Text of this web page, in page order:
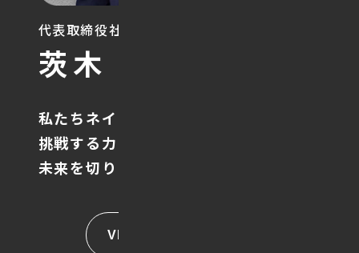
代表取締役社長
茨木 凌
私たちネイリットは、
挑戦する力を信じ、
未来を切り開く企業であり続けます。
VIEW MORE